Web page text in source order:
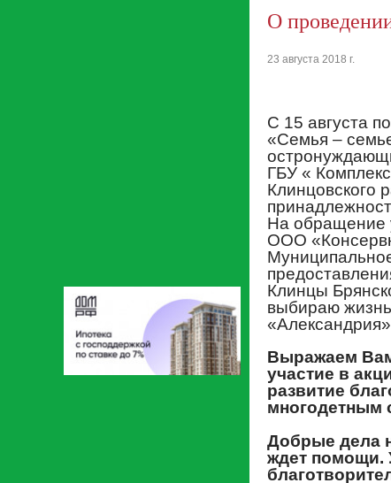
О
23 августа 2018 г.
С 15 августа
«Семья –
ГБУ «
Клинцовского
На обращение
ООО
Клинцы
выбираю
«Александрия»
Выражаем Вам
участие в
развитие
многодетным
Добрые дела
ждет помощи.